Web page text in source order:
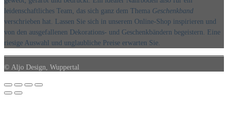
leidenschaftliches Team, das sich ganz dem Thema Geschenkband
verschrieben hat. Lassen Sie sich in unserem Online-Shop inspirieren und
von den ausgefallenen Dekorations- und Geschenkbändern begeistern. Eine
riesige Auswahl und unglaubliche Preise erwarten Sie.
© Aljo Design, Wuppertal